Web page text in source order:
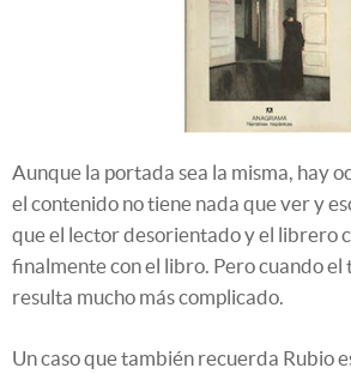
Aunque la portada sea la misma, hay
el contenido no tiene nada que ver y
que el lector desorientado y el librero
finalmente con el libro. Pero cuando el
resulta mucho más complicado.
Un caso que también recuerda Rubio